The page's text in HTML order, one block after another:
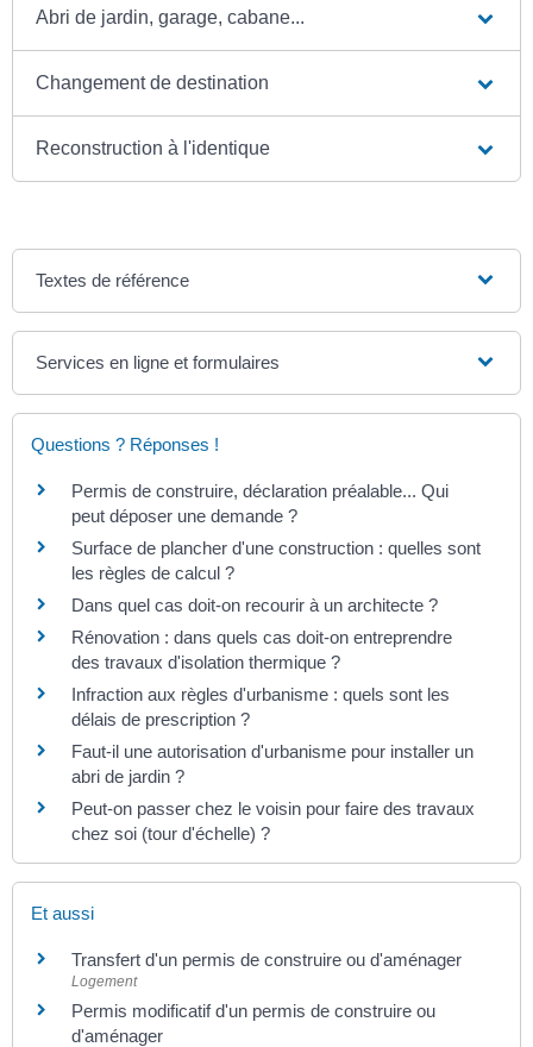
Abri de jardin, garage, cabane...
Changement de destination
Reconstruction à l'identique
Textes de référence
Services en ligne et formulaires
Questions ? Réponses !
Permis de construire, déclaration préalable... Qui
peut déposer une demande ?
Surface de plancher d'une construction : quelles sont
les règles de calcul ?
Dans quel cas doit-on recourir à un architecte ?
Rénovation : dans quels cas doit-on entreprendre
des travaux d'isolation thermique ?
Infraction aux règles d'urbanisme : quels sont les
délais de prescription ?
Faut-il une autorisation d'urbanisme pour installer un
abri de jardin ?
Peut-on passer chez le voisin pour faire des travaux
chez soi (tour d'échelle) ?
Et aussi
Transfert d'un permis de construire ou d'aménager
Logement
Permis modificatif d'un permis de construire ou
d'aménager